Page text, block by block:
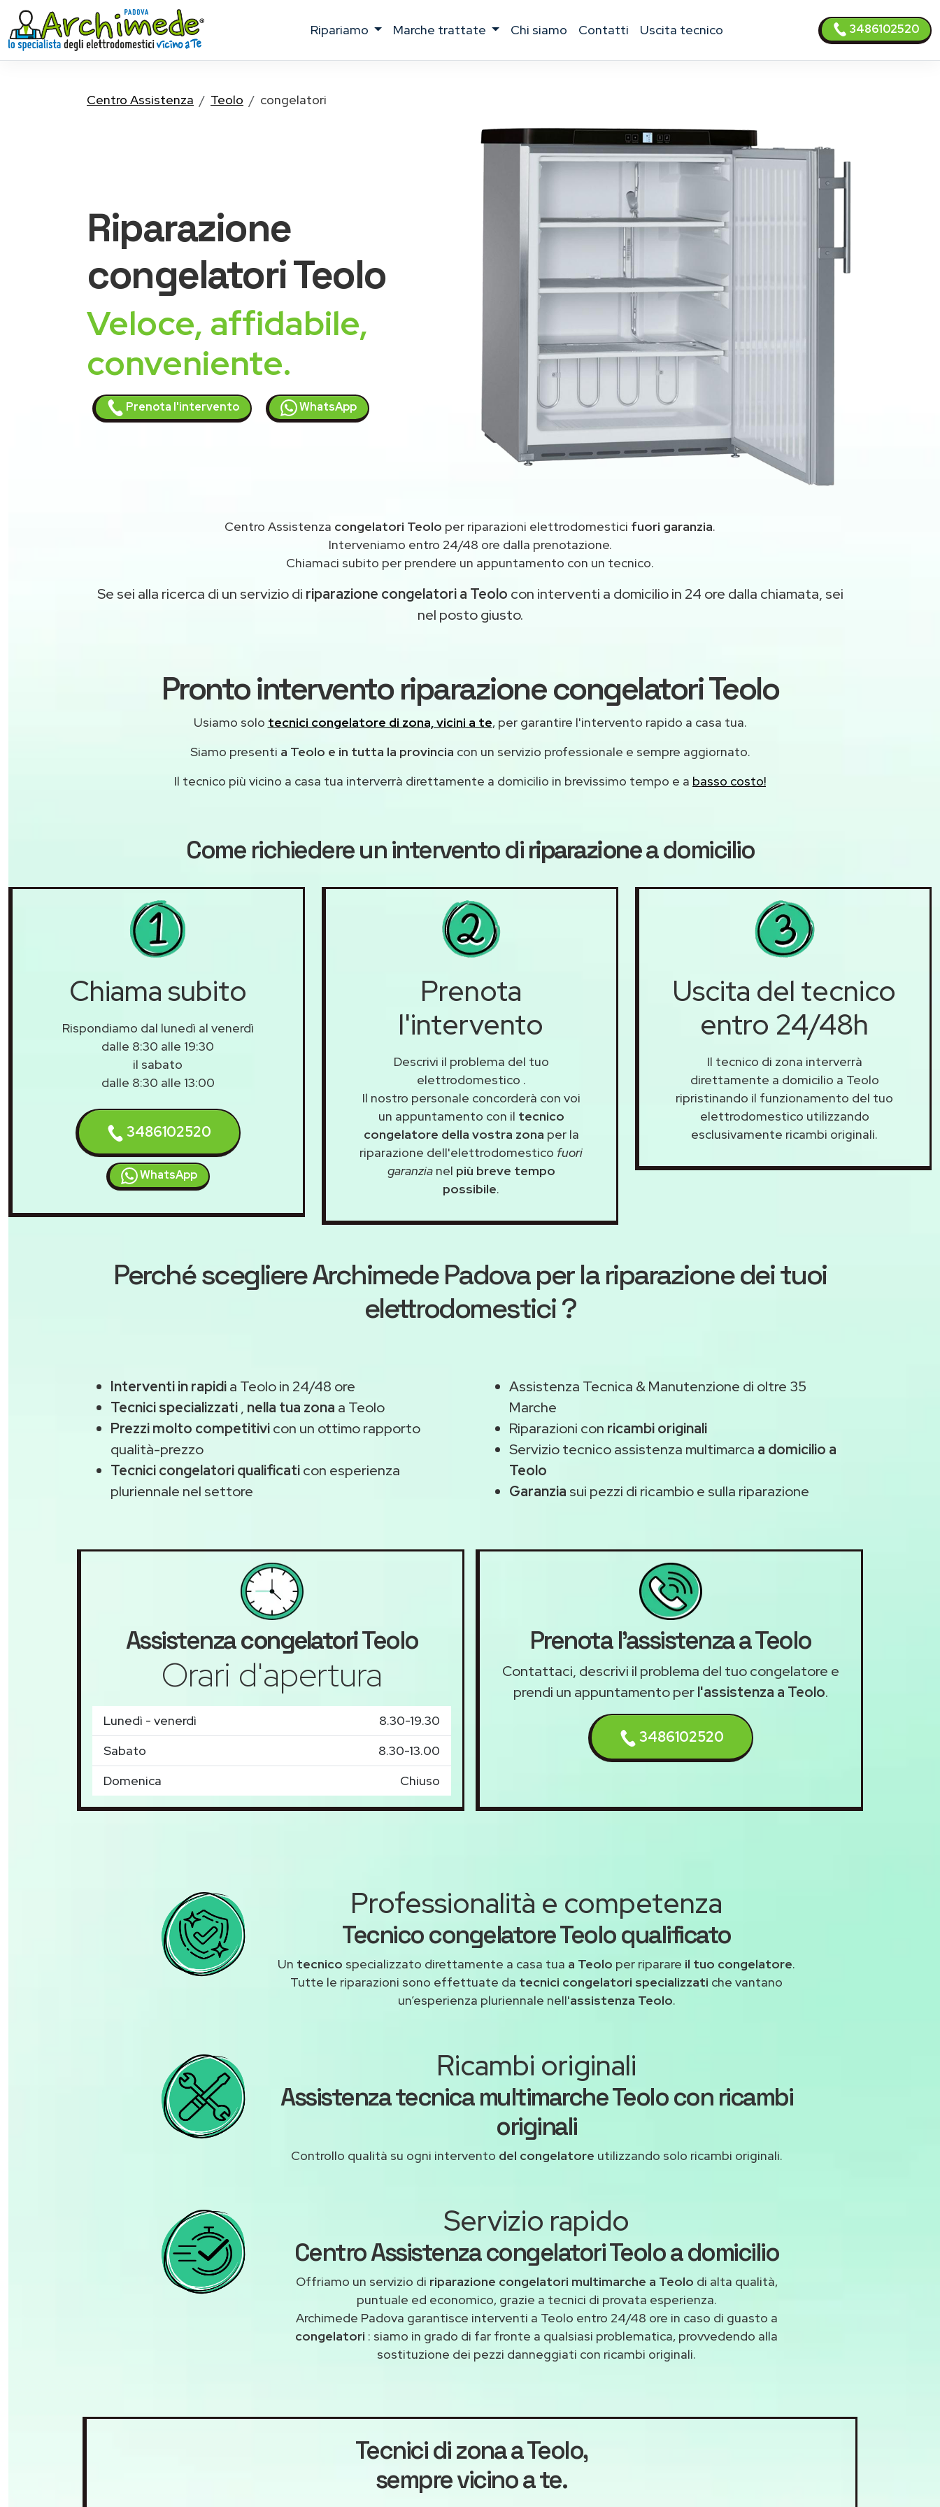
ripariamo marche trattate chi siamo contatti uscita tecnico 3486102520
Centro Assistenza Teolo congelatori
Riparazione
congelatoriTeolo
Veloce, affidabile,
conveniente.
Prenota l'intervento WhatsApp
Centro Assistenza congelatori Teolo per riparazioni elettrodomestici fuori garanzia.
Interveniamo entro 24/48 ore dalla prenotazione.
Chiamaci subito per prendere un appuntamento con un tecnico.
Se sei alla ricerca di un servizio di riparazione congelatori a Teolo con interventi a domicilio in 24 ore dalla chiamata, sei
nel posto giusto.
Pronto intervento riparazione congelatori Teolo
Usiamo solo tecnici congelatore di zona, vicini a te, per garantire l'intervento rapido a casa tua.
Siamo presenti a Teolo e in tutta la provincia con un servizio professionale e sempre aggiornato.
Il tecnico più vicino a casa tua interverrà direttamente a domicilio in brevissimo tempo e a basso costo!
Come richiedere un intervento diriparazionea domicilio
Chiama subito
Rispondiamo dal lunedì al venerdì
dalle 8:30 alle 19:30
il sabato
dalle 8:30 alle 13:00
3486102520
WhatsApp
Prenota
l'intervento
Descrivi il problema del tuo
elettrodomestico .
Il nostro personale concorderà con voi
un appuntamento con il tecnico
congelatore della vostra zona per la
riparazione dell'elettrodomestico fuori
garanzianel più breve tempo
possibile.
Uscita del tecnico
entro 24/48h
Il tecnico di zona interverrà
direttamente a domicilio a Teolo
ripristinando il funzionamento del tuo
elettrodomestico utilizzando
esclusivamente ricambi originali.
Perché scegliereArchimede Padovaper la riparazione dei tuoi
elettrodomestici ?
Interventi in rapidia Teolo in 24/48 ore
Tecnici specializzati, nella tua zona a Teolo
Prezzi molto competitivicon un ottimo rapporto
qualità-prezzo
Tecnici congelatori qualificaticon esperienza
pluriennale nel settore
Assistenza Tecnica & Manutenzione di oltre 35
Marche
Riparazioni con ricambi originali
Servizio tecnico assistenza multimarca a domicilio a
Teolo
Garanzia sui pezzi di ricambio e sulla riparazione
AssistenzacongelatoriTeolo
Orari d'apertura
Lunedì - venerdì
8.30-19.30
Sabato
8.30-13.00
Domenica
Chiuso
Prenota l'assistenza a Teolo
Contattaci, descrivi il problema del tuo congelatore e
prendi un appuntamento perl'assistenza a Teolo.
3486102520
Professionalità e competenza
Tecnico congelatore Teolo qualificato
Un tecnico specializzato direttamente a casa tua a Teolo per riparare il tuo congelatore.
Tutte le riparazioni sono effettuate da tecnici congelatori specializzati che vantano
un’esperienza pluriennale nell'assistenza Teolo.
Ricambi originali
Assistenza tecnica multimarche Teolo con ricambi
originali
Controllo qualità su ogni intervento del congelatore utilizzando solo ricambi originali.
Servizio rapido
Centro Assistenza congelatori Teolo a domicilio
Offriamo un servizio di riparazione congelatori multimarche a Teolo di alta qualità,
puntuale ed economico, grazie a tecnici di provata esperienza.
Archimede Padova garantisce interventi a Teolo entro 24/48 ore in caso di guasto a
congelatori : siamo in grado di far fronte a qualsiasi problematica, provvedendo alla
sostituzione dei pezzi danneggiati con ricambi originali.
Tecnici di zona a Teolo,
sempre vicino a te.